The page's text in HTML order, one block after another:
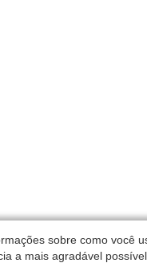
sobre como você
a mais agradável